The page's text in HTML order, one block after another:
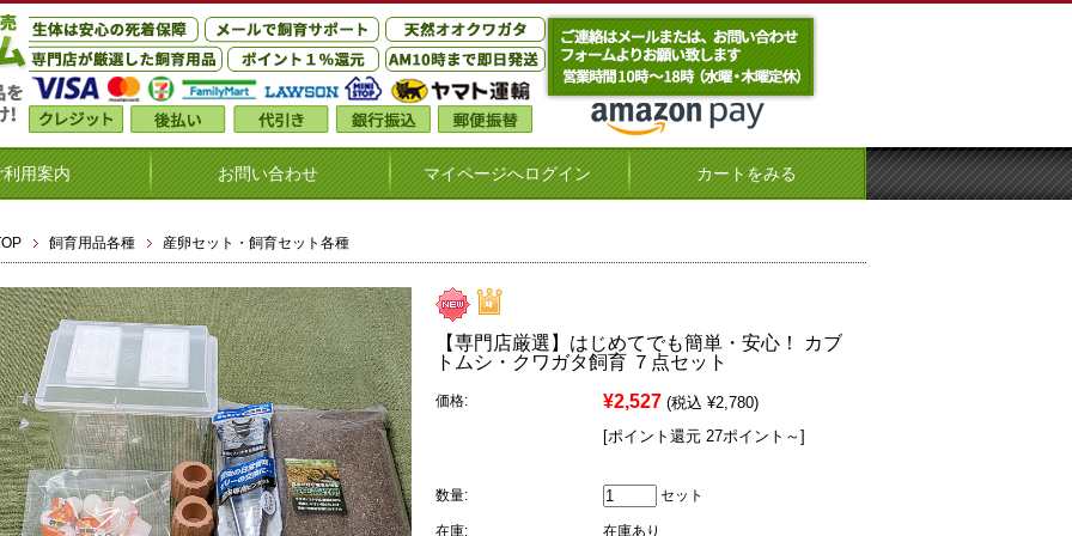
利用案内 お問い合わせ マイページへログイン カートをみる
飼育用品各種 産卵セット・飼育セット各種
【専門店厳選】はじめてでも簡単・安心！ カブ
トムシ・クワガタ飼育 ７点セット
価格: ¥2,527 (税込 ¥2,780)
[ポイント還元 27ポイント～]
数量: セット
在庫: 在庫あり